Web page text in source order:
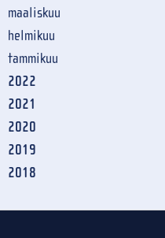
maaliskuu
helmikuu
tammikuu
2022
2021
2020
2019
2018